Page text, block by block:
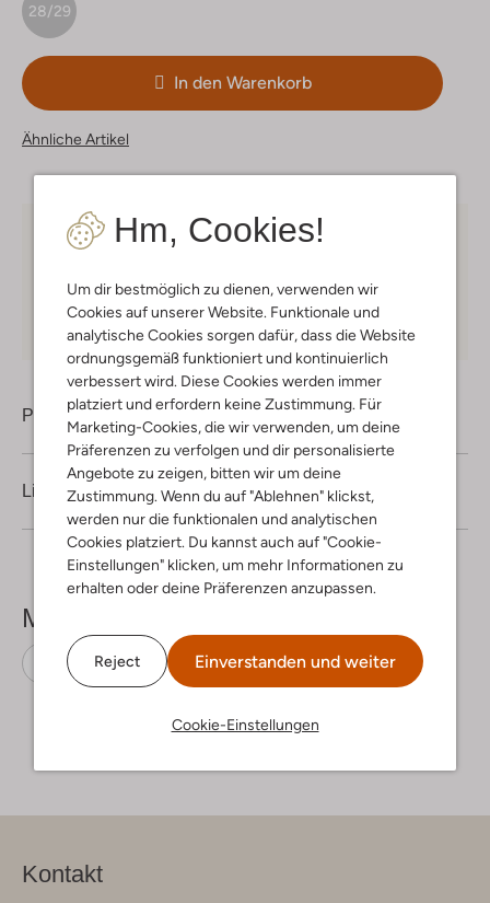
Hm, Cookies!
Um dir bestmöglich zu dienen, verwenden wir
Cookies auf unserer Website. Funktionale und
analytische Cookies sorgen dafür, dass die Website
ordnungsgemäß funktioniert und kontinuierlich
verbessert wird. Diese Cookies werden immer
platziert und erfordern keine Zustimmung. Für
Marketing-Cookies, die wir verwenden, um deine
Präferenzen zu verfolgen und dir personalisierte
Angebote zu zeigen, bitten wir um deine
Zustimmung. Wenn du auf "Ablehnen" klickst,
werden nur die funktionalen und analytischen
Cookies platziert. Du kannst auch auf "Cookie-
Einstellungen" klicken, um mehr Informationen zu
erhalten oder deine Präferenzen anzupassen.
Reject Einverstanden und weiter
Cookie-Einstellungen
28/29
In den Warenkorb
Ähnliche Artikel
Kostenloser Versandab € 75 für Club-Omoda
Kauf auf Rechnung 30 Tagen
Produktinformation
Lieferung & Rückgabe
Mehr sehen
Zehentrenner Reef Wildleder-Optik
Kontakt